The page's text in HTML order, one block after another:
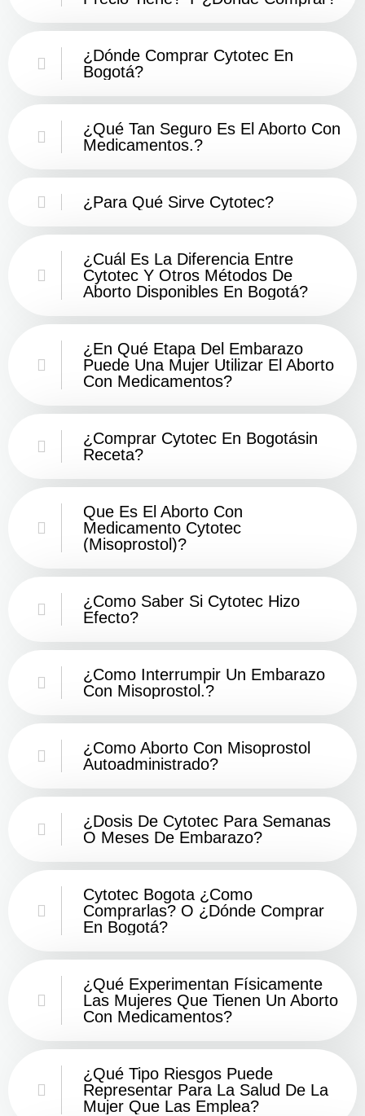
¿Dónde Comprar Cytotec En
Bogotá?
¿Qué Tan Seguro Es El Aborto Con
Medicamentos.?
¿Para Qué Sirve Cytotec?
¿Cuál Es La Diferencia Entre
Cytotec Y Otros Métodos De
Aborto Disponibles En Bogotá?
¿En Qué Etapa Del Embarazo
Puede Una Mujer Utilizar El Aborto
Con Medicamentos?
¿Comprar Cytotec En Bogotásin
Receta?
Que Es El Aborto Con
Medicamento Cytotec
(misoprostol)?
¿Como Saber Si Cytotec Hizo
Efecto?
¿como Interrumpir Un Embarazo
Con Misoprostol.?
¿Como Aborto Con Misoprostol
Autoadministrado?
¿Dosis De Cytotec Para Semanas
O Meses De Embarazo?
Cytotec Bogota ¿Como
Comprarlas? O ¿Dónde Comprar
En Bogotá?
¿Qué Experimentan Físicamente
Las Mujeres Que Tienen Un Aborto
Con Medicamentos?
¿Qué Tipo Riesgos Puede
Representar Para La Salud De La
Mujer Que Las Emplea?